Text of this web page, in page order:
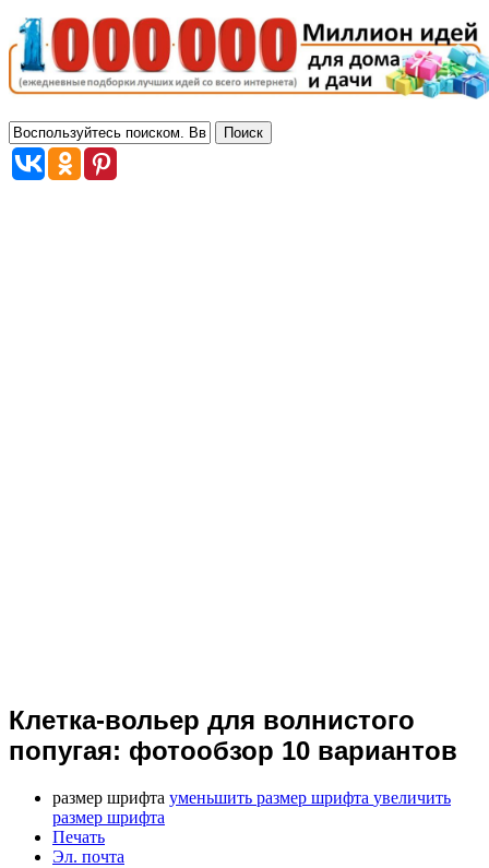
Клетка-вольер для волнистого
попугая: фотообзор 10 вариантов
размер шрифта уменьшить размер шрифта увеличить
размер шрифта
Печать
Эл. почта